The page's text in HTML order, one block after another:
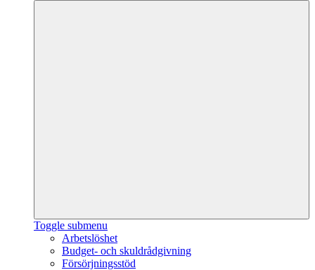
Toggle submenu
Arbetslöshet
Budget- och skuldrådgivning
Försörjningsstöd